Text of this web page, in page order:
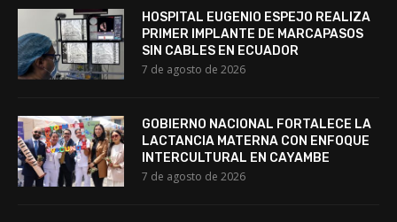
HOSPITAL EUGENIO ESPEJO REALIZA
PRIMER IMPLANTE DE MARCAPASOS
SIN CABLES EN ECUADOR
7 de agosto de 2026
GOBIERNO NACIONAL FORTALECE LA
LACTANCIA MATERNA CON ENFOQUE
INTERCULTURAL EN CAYAMBE
7 de agosto de 2026